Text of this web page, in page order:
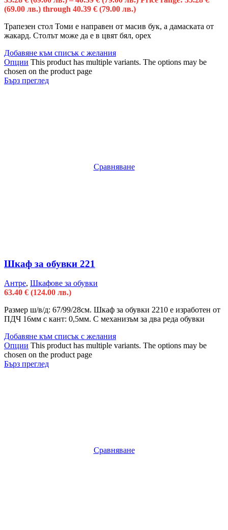
(69.00 лв.) through 40.39 € (79.00 лв.)
Трапезен стол Томи е направен от масив бук, а дамаската от
жакард. Столът може да е в цвят бял, орех
Добавяне към списък с желания
Опции This product has multiple variants. The options may be
chosen on the product page
Бърз преглед
Сравняване
Шкаф за обувки 221
Антре, Шкафове за обувки
63.40 € (124.00 лв.)
Размер ш/в/д: 67/99/28см. Шкаф за обувки 2210 е изработен от
ПДЧ 16мм с кант: 0,5мм. С механизъм за два реда обувки
Добавяне към списък с желания
Опции This product has multiple variants. The options may be
chosen on the product page
Бърз преглед
Сравняване